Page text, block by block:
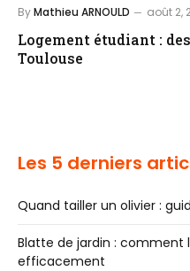
ByMathieu ARNOULD août 2,
Logement étudiant :
Toulouse
Les 5 derniers
Quand tailler un olivier :
Blatte de jardin : comment
efficacement